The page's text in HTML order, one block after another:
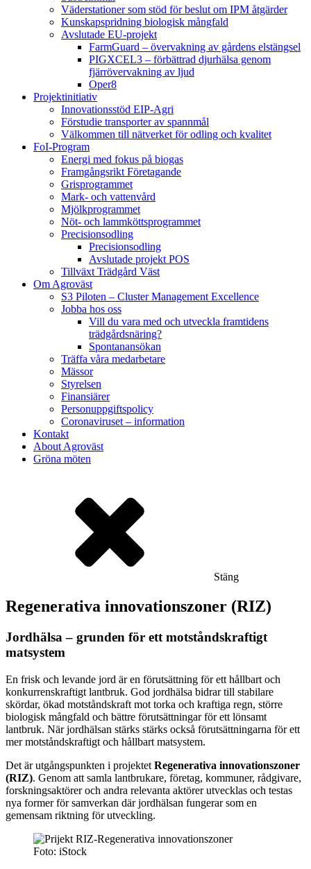
Väderstationer som stöd för beslut om IPM åtgärder
Kunskapspridning biologisk mångfald
Avslutade EU-projekt
FarmGuard – övervakning av gårdens elstängsel
PIGXCEL3 – förbättrad djurhälsa genom
fjärrövervakning av ljud
Oper8
Projektinitiativ
Innovationsstöd EIP-Agri
Förstudie transporter av spannmål
Välkommen till nätverket för odling och kvalitet
FoI-Program
Energi med fokus på biogas
Framgångsrikt Företagande
Grisprogrammet
Mark- och vattenvård
Mjölkprogrammet
Nöt- och lammköttsprogrammet
Precisionsodling
Precisionsodling
Avslutade projekt POS
Tillväxt Trädgård Väst
Om Agroväst
S3 Piloten – Cluster Management Excellence
Jobba hos oss
Vill du vara med och utveckla framtidens
trädgårdsnäring?
Spontanansökan
Träffa våra medarbetare
Mässor
Styrelsen
Finansiärer
Personuppgiftspolicy
Coronaviruset – information
Kontakt
About Agroväst
Gröna möten
Stäng
Regenerativa innovationszoner (RIZ)
Jordhälsa – grunden för ett motståndskraftigt
matsystem
En frisk och levande jord är en förutsättning för ett hållbart och
konkurrenskraftigt lantbruk. God jordhälsa bidrar till stabilare
skördar, ökad motståndskraft mot torka och kraftiga regn, större
biologisk mångfald och bättre förutsättningar för ett lönsamt
lantbruk. När jordhälsan stärks stärks också förutsättningarna för ett
mer motståndskraftigt och hållbart matsystem.
Det är utgångspunkten i projektet Regenerativa innovationszoner
(RIZ). Genom att samla lantbrukare, företag, kommuner, rådgivare,
forskningsaktörer och andra relevanta aktörer utvecklas och testas
nya former för samverkan där jordhälsan fungerar som en
gemensam riktning för utveckling.
Foto: iStock